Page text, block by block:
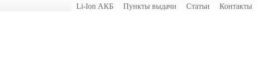
Li-Ion АКБ Пункты выдачи Статьи Контакты